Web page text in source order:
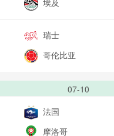
埃及
瑞士
哥伦比亚
07-10
法国
摩洛哥